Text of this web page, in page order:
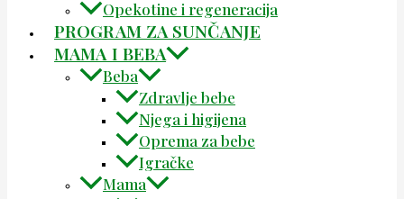
Opekotine i regeneracija
PROGRAM ZA SUNČANJE
MAMA I BEBA
Beba
Zdravlje bebe
Njega i higijena
Oprema za bebe
Igračke
Mama